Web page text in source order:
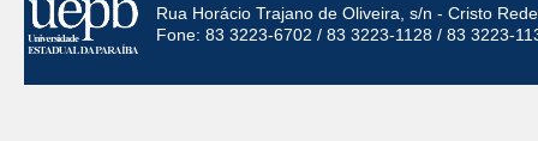
Rua Horácio Trajano de Oliveira, s/n - Cristo
Fone: 83 3223-6702 / 83 3223-1128 / 83 3223-